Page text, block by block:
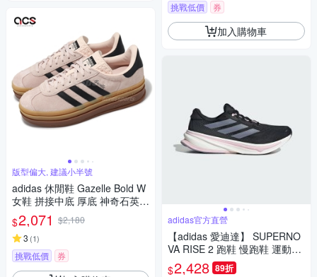
版型偏大, 建議小半號
adidas 休閒鞋 Gazelle Bold W
女鞋 拼接中底 厚底 神奇石英色
核心黑 粉紅 麂皮 愛迪達 IE042
9
$2,071 $2,180
3 (1)
挑戰低價 券
挑戰低價 券
加入購物車
adidas官方直營
【adidas 愛迪達】 SUPERNO
VA RISE 2 跑鞋 慢跑鞋 運動鞋
女鞋 JQ7685
$2,428 89折